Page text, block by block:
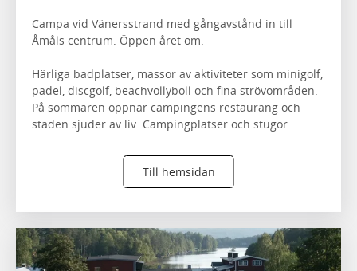
Campa vid Vänersstrand med gångavstånd in till
Åmåls centrum. Öppen året om.
Härliga badplatser, massor av aktiviteter som minigolf,
padel, discgolf, beachvollyboll och fina strövområden.
På sommaren öppnar campingens restaurang och
staden sjuder av liv. Campingplatser och stugor.
Till hemsidan